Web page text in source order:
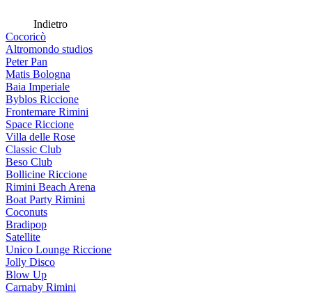
Indietro
Cocoricò
Altromondo studios
Peter Pan
Matis Bologna
Baia Imperiale
Byblos Riccione
Frontemare Rimini
Space Riccione
Villa delle Rose
Classic Club
Beso Club
Bollicine Riccione
Rimini Beach Arena
Boat Party Rimini
Coconuts
Bradipop
Satellite
Unico Lounge Riccione
Jolly Disco
Blow Up
Carnaby Rimini